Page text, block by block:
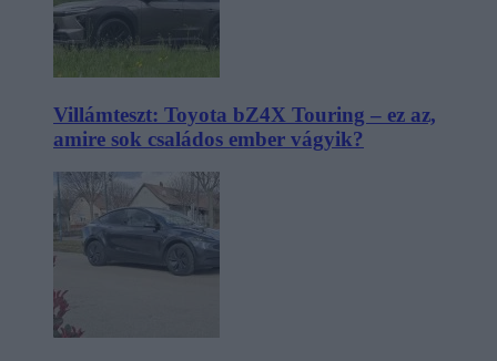
Villámteszt: Toyota bZ4X Touring – ez az,
amire sok családos ember vágyik?